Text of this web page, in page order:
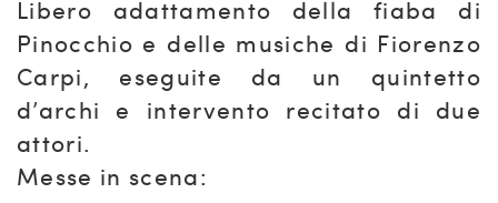
Libero adattamento della fiaba di
Pinocchio e delle musiche di Fiorenzo
Carpi, eseguite da un quintetto
d’archi e intervento recitato di due
attori.
Messe in scena: